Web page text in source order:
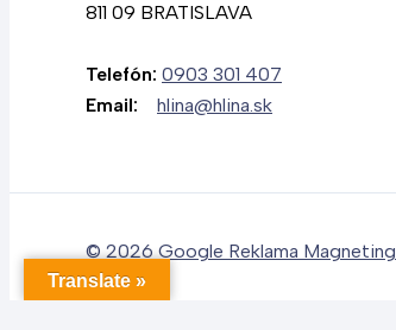
811 09 BRATISLAVA
Telefón: 0903 301 407
Email:
hlina@hlina.sk
© 2026Google Reklama Magneting
Translate »